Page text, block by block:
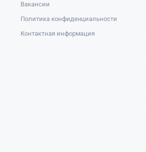
Вакансии
Политика конфиденциальности
Контактная информация